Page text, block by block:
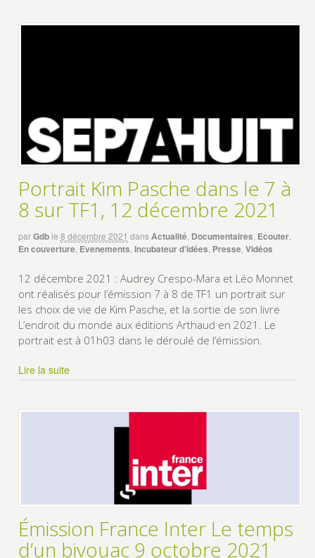
Portrait Kim Pasche dans le 7 à
8 sur TF1, 12 décembre 2021
parGdb le 8 décembre 2021 dansActualité, Documentaires, Ecouter,
En couverture, Evenements,Incubateur d’idées, Presse,Vidéos
12 décembre 2021 : Audrey Crespo-Mara et Léo Monnet
ont réalisés pour l’émission 7 à 8 de TF1 un portrait sur
les choix de vie de Kim Pasche, et la sortie de son livre
L’endroit du monde aux éditions Arthaud en 2021. Le
portrait est à 01h03 dans le déroulé de l’émission.
Lire la suite
Émission France Inter Le temps
d’un bivouac 9 octobre 2021